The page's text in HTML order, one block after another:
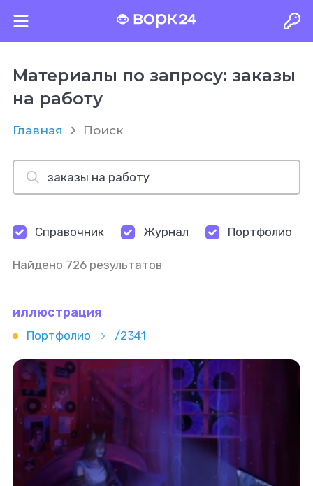
Материалы по запросу: заказы
на работу
Главная Поиск
Справочник Журнал Портфолио
Найдено 726 результатов
иллюстрация
Портфолио /2341